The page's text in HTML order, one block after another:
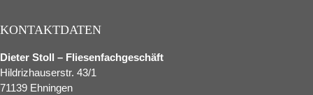
KONTAKTDATEN
Dieter Stoll – Fliesenfachgeschäft
Hildrizhauserstr. 43/1
71139 Ehningen